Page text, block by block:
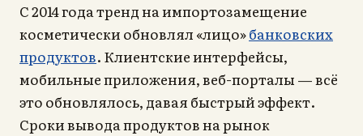
С 2014 года тренд на импортозамещение
косметически обновлял «лицо»банковских
продуктов. Клиентские интерфейсы,
мобильные приложения, веб-порталы — всё
это обновлялось, давая быстрый эффект.
Сроки вывода продуктов на рынок